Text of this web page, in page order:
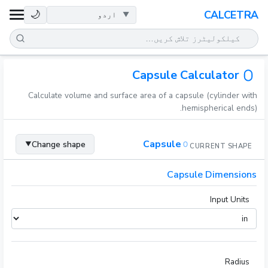
CALCETRA
🌙
ریاضی
تبدیلیاں
سائنس
روزمرہ
دیگر اوزار
Capsule Calculator
Calculate volume and surface area of a capsule (cylinder with
hemispherical ends).
CURRENT SHAPE
Capsule
Change shape
▼
Capsule Dimensions
Input Units
Radius